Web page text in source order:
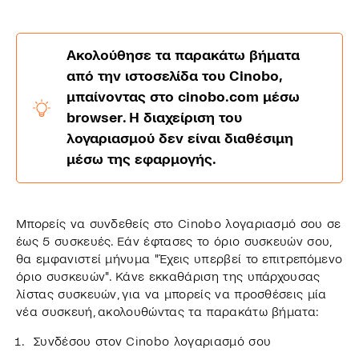
Ακολούθησε τα παρακάτω βήματα
από την ιστοσελίδα του Cinobo,
μπαίνοντας στο cinobo.com μέσω
browser. H διαχείριση του
λογαριασμού δεν είναι διαθέσιμη
μέσω της εφαρμογής.
Μπορείς να συνδεθείς στο Cinobo λογαριασμό σου σε
έως 5 συσκευές. Εάν έφτασες το όριο συσκευών σου,
θα εμφανιστεί μήνυμα "Έχεις υπερβεί το επιτρεπόμενο
όριο συσκευών". Κάνε εκκαθάριση της υπάρχουσας
λίστας συσκευών, για να μπορείς να προσθέσεις μία
νέα συσκευή, ακολουθώντας τα παρακάτω βήματα:
Συνδέσου στον Cinobo λογαριασμό σου